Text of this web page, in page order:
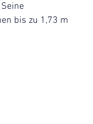
bis zu 1,73 m